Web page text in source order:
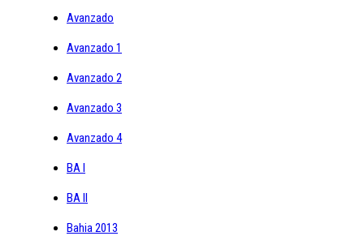
Avanzado
Avanzado 1
Avanzado 2
Avanzado 3
Avanzado 4
BA I
BA II
Bahia 2013